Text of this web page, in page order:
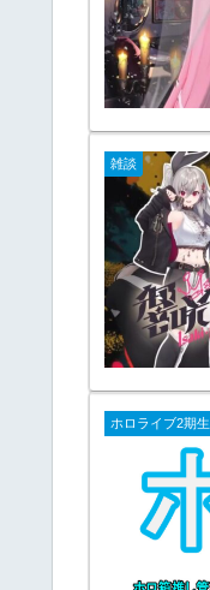
雑談
ホロライブ2期生